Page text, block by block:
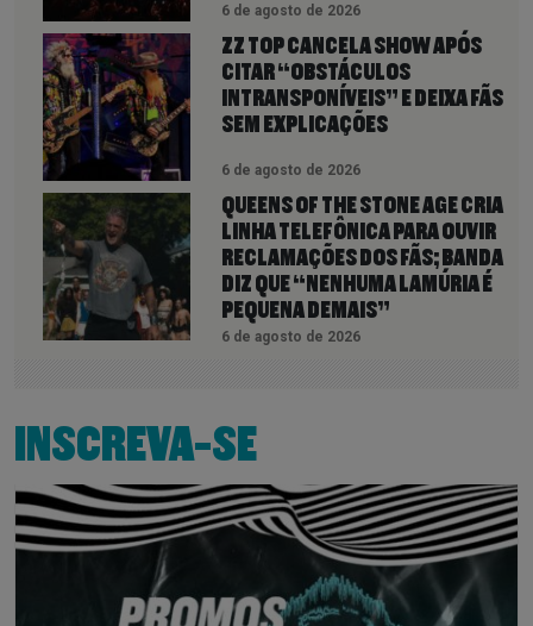
6 de agosto de 2026
ZZ TOP CANCELA SHOW APÓS
CITAR “OBSTÁCULOS
INTRANSPONÍVEIS” E DEIXA FÃS
SEM EXPLICAÇÕES
6 de agosto de 2026
QUEENS OF THE STONE AGE CRIA
LINHA TELEFÔNICA PARA OUVIR
RECLAMAÇÕES DOS FÃS; BANDA
DIZ QUE “NENHUMA LAMÚRIA É
PEQUENA DEMAIS”
6 de agosto de 2026
INSCREVA-SE